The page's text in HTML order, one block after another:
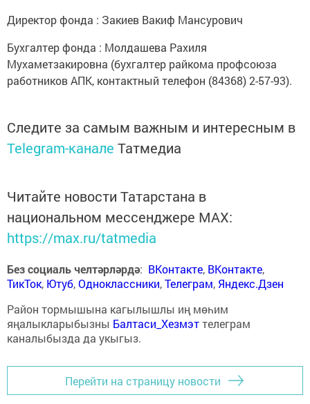
Директор фонда : Закиев Вакиф Мансурович
Бухгалтер фонда : Молдашева Рахиля
Мухаметзакировна (бухгалтер райкома профсоюза
работников АПК, контактный телефон (84368) 2-57-93).
Следите за самым важным и интересным в
Telegram-канале Татмедиа
Читайте новости Татарстана в
национальном мессенджере MАХ:
https://max.ru/tatmedia
Без социаль челтәрләрдә: ВКонтакте, ВКонтакте,
ТикТок, Ютуб,Одноклассники,Телеграм, Яндекс.Дзен
Район тормышына кагылышлы иң мөһим
яңалыкларыбызны Балтаси_Хезмэттелеграм
каналыбызда да укыгыз.
Перейти на страницу новости